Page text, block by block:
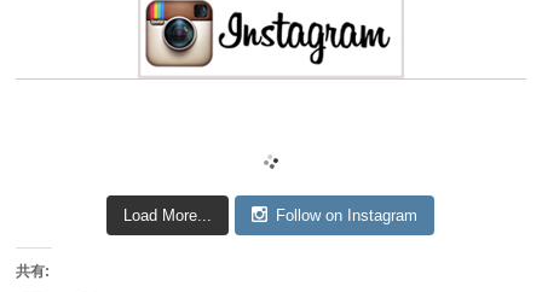
Load More... Follow on Instagram
共有: